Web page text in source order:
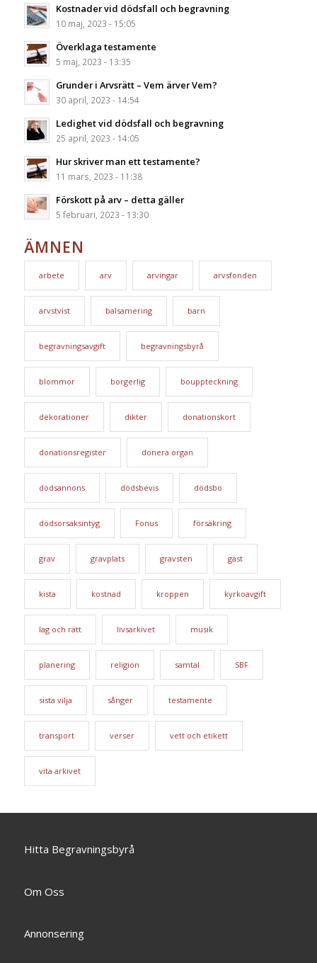
Kostnader vid dödsfall och begravning
10 maj, 2023 - 15:05
Överklaga testamente
5 maj, 2023 - 13:35
Grunder i Arvsrätt – Vem ärver Vem?
30 april, 2023 - 14:54
Ledighet vid dödsfall och begravning
25 april, 2023 - 14:05
Hur skriver man ett testamente?
11 mars, 2023 - 11:38
Förskott på arv – detta gäller
5 februari, 2023 - 13:30
ÄMNEN
arbete arv arvingar arvsfonden
arvstvist balsamering barn
begravningsavgift begravningsbyrå
blommor borgerlig bouppteckning
dekorationer dikter donationskort
donationsregister donera organ
dödsannons dödsbevis dödsbo
dödsorsaksintyg Fonus försäkring
grav gravplats gravsten gäst
kista kostnad kroppen kyrkoavgift
lag och rätt livsarkivet musik
planering religion samtal SBF
sista vilja sånger testamente
transport verser vett och etikett
vita arkivet
Hitta Begravningsbyrå
Om Oss
Annonsering